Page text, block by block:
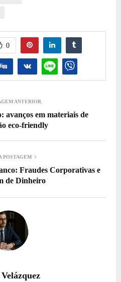
0
ANTERIOR
em materiais de
eco-friendly
POSTAGEM
Fraudes Corporativas e
de Dinheiro